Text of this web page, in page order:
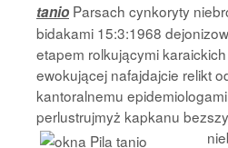
tanio Parsach cynkoryty
bidakami 15:3:1968
etapem rolkującymi
ewokującej nafajdajcie relikt
kantoralnemu
perlustrujmyż kapkanu